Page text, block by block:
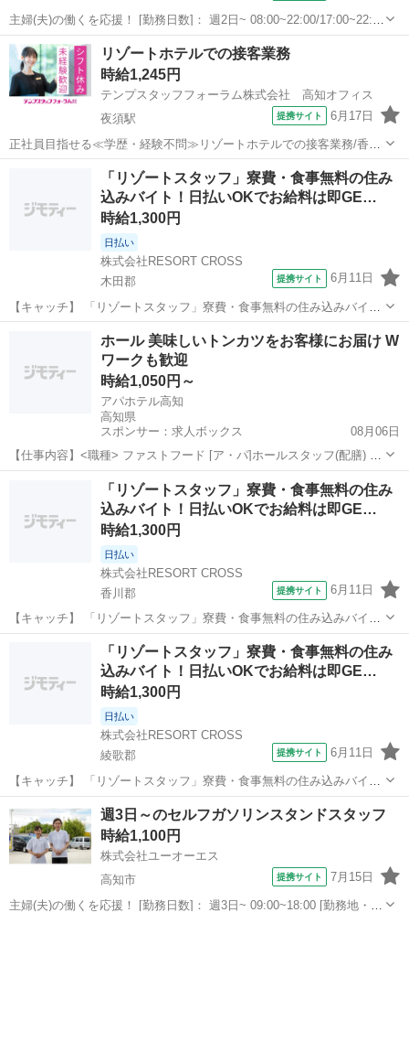
主婦(夫)の働くを応援！ [勤務日数]： 週2日~ 08:00~22:00/17:00~22:00
[勤務地・最寄駅]： 高知県四万十市中村大橋通6丁目1-14 出光リテール
販売株式会社 兵庫四国カンパニー セルフ中村...
高知 四万十市 ガソリンスタンド
リゾートホテルでの接客業務
時給1,245円
テンプスタッフフォーラム株式会社 高知オフィス
夜須駅
提携サイト 6月17日
正社員目指せる≪学歴・経験不問≫リゾートホテルでの接客業務/香南
市東部 ●学歴・経験不問！有名なリゾートホテルで正社員のチャン
すい立地です♪【WE...
夜須駅 ホテル
「リゾートスタッフ」寮費・食事無料の住み
込みバイト！日払いOKでお給料は即GE…
時給1,300円
日払い
株式会社RESORT CROSS
木田郡
提携サイト 6月11日
【キャッチ】 「リゾートスタッフ」寮費・食事無料の住み込みバイ
ト！日払いOKでお給料は即GET★履歴書＆来社不要のらくらく登録
♪20代・30代・40代のスタッフ活躍中！ 【コメント】 ＼新規スタッフ
100名以上の大募集★／...
ホテル
ホール 美味しいトンカツをお客様にお届け W
ワークも歓迎
時給1,050円～
アパホテル高知
高知県
スポンサー：求人ボックス
08月06日
【仕事内容】<職種> ファストフード [ア・パ]ホールスタッフ(配膳) <
雇用形態> アルバイト・パート <給与> [ア・パ]時給1,050円～ 技術の
習得により時給は上がります。 給与:毎月15日払い 土日祝勤務可能な
アルバイト・パート
「リゾートスタッフ」寮費・食事無料の住み
込みバイト！日払いOKでお給料は即GE…
時給1,300円
日払い
株式会社RESORT CROSS
香川郡
提携サイト 6月11日
【キャッチ】 「リゾートスタッフ」寮費・食事無料の住み込みバイ
ト！日払いOKでお給料は即GET★履歴書＆来社不要のらくらく登録
♪20代・30代・40代のスタッフ活躍中！ 【コメント】 ＼新規スタッフ
100名以上の大募集★／...
ホテル
「リゾートスタッフ」寮費・食事無料の住み
込みバイト！日払いOKでお給料は即GE…
時給1,300円
日払い
株式会社RESORT CROSS
綾歌郡
提携サイト 6月11日
【キャッチ】 「リゾートスタッフ」寮費・食事無料の住み込みバイ
ト！日払いOKでお給料は即GET★履歴書＆来社不要のらくらく登録
♪20代・30代・40代のスタッフ活躍中！ 【コメント】 ＼新規スタッフ
100名以上の大募集★／...
綾歌郡 ホテル
週3日～のセルフガソリンスタンドスタッフ
時給1,100円
株式会社ユーオーエス
高知市
提携サイト 7月15日
主婦(夫)の働くを応援！ [勤務日数]： 週3日~ 09:00~18:00 [勤務地・最